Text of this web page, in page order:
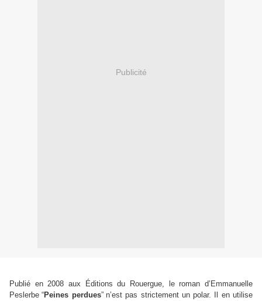
Publicité
Publié en 2008 aux Éditions du Rouergue, le roman d’Emmanuelle
Peslerbe “Peines perdues” n’est pas strictement un polar. Il en utilise